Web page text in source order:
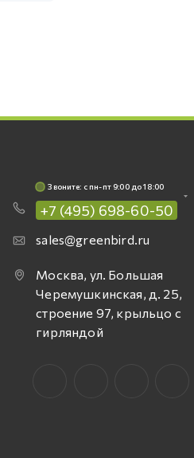
Звоните: c пн-пт 9:00 до 18:00
+7 (495) 698-60-50
sales@greenbird.ru
Москва, ул. Большая
Черемушкинская, д. 25,
строение 97, крыльцо с
гирляндой